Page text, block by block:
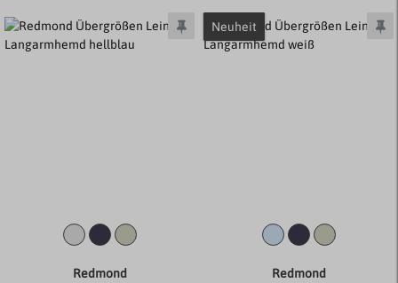
Redmond
Neuheit
Redmond